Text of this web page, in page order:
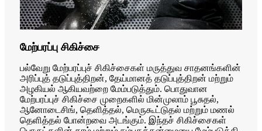
மேற்பரப்பு சிகிச்சை
பல்வேறு மேற்பரப்புச் சிகிச்சைகள் மருத்துவ சாதனங்களின்
அரிப்புத் தடுப்புத்திறன், தேய்மானத் தடுப்புத்திறன் மற்றும்
அழகியல் ஆகியவற்றை மேம்படுத்தும். பொதுவான
மேற்பரப்புச் சிகிச்சை முறைகளில் மின்முலாம் பூசுதல்,
ஆனோடைசிங், தெளித்தல், மெருகூட்டுதல் மற்றும் மணல்
தெளித்தல் போன்றவை அடங்கும். இந்தச் சிகிச்சைகள்